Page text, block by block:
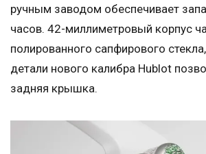
ручным заводом обеспечивает
часов. 42-миллиметровый корпус
полированного сапфирового
детали нового калибра Hublot
задняя крышка.